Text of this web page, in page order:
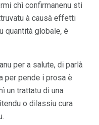
chì confirmanenu sti
à causà effetti
quantità globale, è
per a salute, di parlà
per pende i prosa è
un trattatu di una
o dilassiu cura